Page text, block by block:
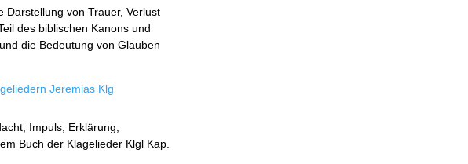
Darstellung von Trauer, Verlust
des biblischen Kanons und
die Bedeutung von Glauben
Jeremias Klg
Impuls, Erklärung,
Buch der Klagelieder Klgl Kap.